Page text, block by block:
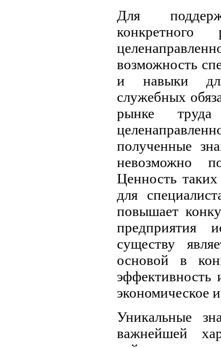
Для
возможность
и навыки для
служебных
рынке
полученные
невозможно
Ценность
для
повышает
предприятия
существу
основой в
эффективность
экономическое
Уникальные
важнейшей